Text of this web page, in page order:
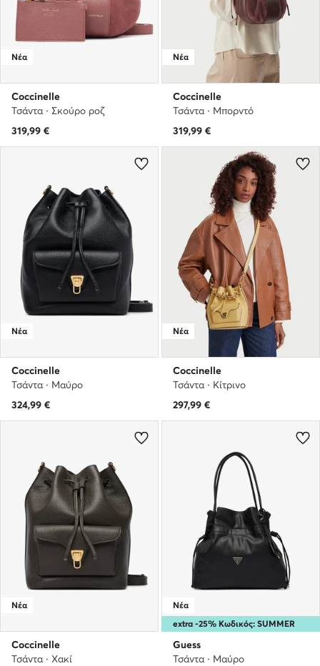
Νέα
Coccinelle
Τσάντα · Σκούρο ροζ
319,99 €
Νέα
Coccinelle
Τσάντα · Μπορντό
319,99 €
Νέα
Coccinelle
Τσάντα · Μαύρο
324,99 €
Νέα
Coccinelle
Τσάντα · Κίτρινο
297,99 €
Νέα
Coccinelle
Τσάντα · Χακί
extra -25% Κωδικός: SUMMER
Νέα
Guess
Τσάντα · Μαύρο